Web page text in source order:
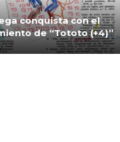
conquista con el
de “Tototo (+4)”